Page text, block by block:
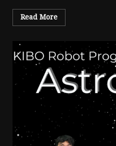
Read More